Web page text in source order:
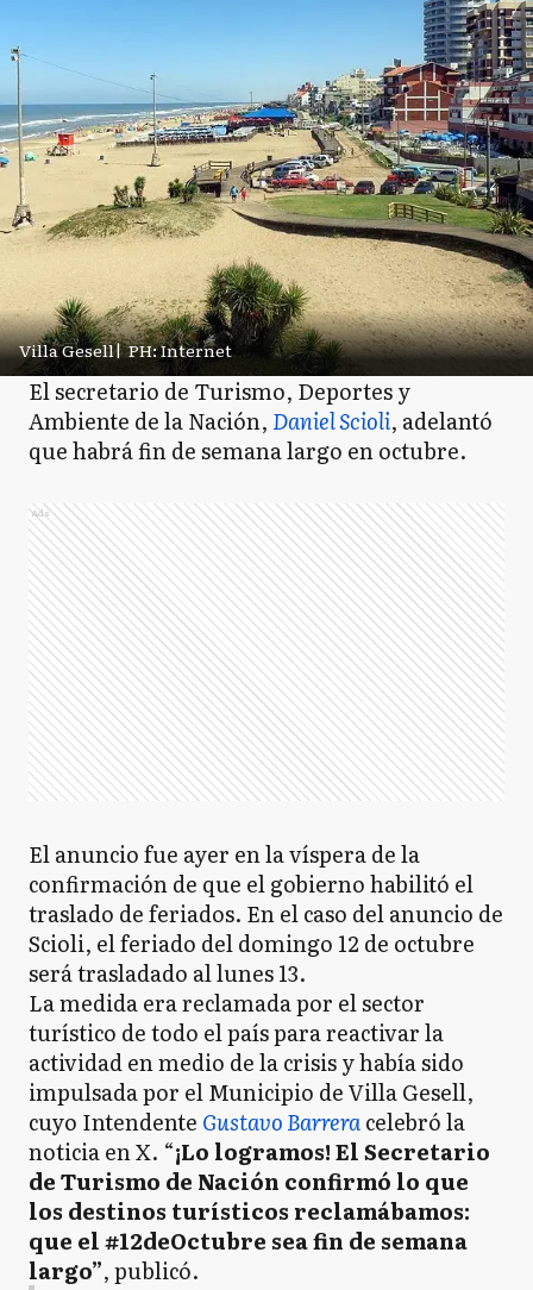
Villa Gesell| PH: Internet
El secretario de Turismo, Deportes y
Ambiente de la Nación, Daniel Scioli, adelantó
que habrá fin de semana largo en octubre.
Ads
El anuncio fue ayer en la víspera de la
confirmación de que el gobierno habilitó el
traslado de feriados. En el caso del anuncio de
Scioli, el feriado del domingo 12 de octubre
será trasladado al lunes 13.
La medida era reclamada por el sector
turístico de todo el país para reactivar la
actividad en medio de la crisis y había sido
impulsada por el Municipio de Villa Gesell,
cuyo Intendente Gustavo Barreracelebró la
noticia en X. “¡Lo logramos! El Secretario
de Turismo de Nación confirmó lo que
los destinos turísticos reclamábamos:
que el #12deOctubre sea fin de semana
largo”, publicó.